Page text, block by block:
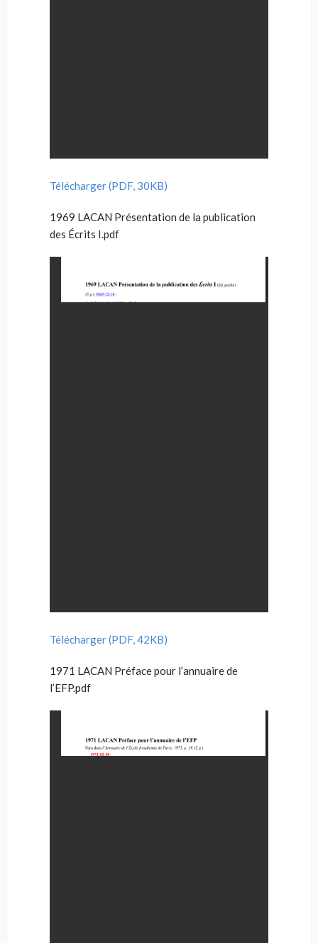
Télécharger (PDF, 30KB)
1969 LACAN Présentation de la publication
des Écrits I.pdf
Télécharger (PDF, 42KB)
1971 LACAN Préface pour l’annuaire de
l’EFP.pdf